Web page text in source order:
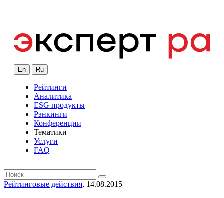
En Ru
Рейтинги
Аналитика
ESG продукты
Рэнкинги
Конференции
Тематики
Услуги
FAQ
Рейтинговые действия, 14.08.2015